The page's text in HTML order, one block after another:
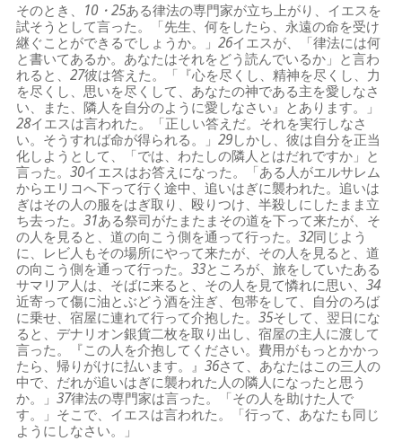
そのとき、 10・25ある律法の専門家が立ち上がり、イエスを
試そうとして言った。「先生、何をしたら、永遠の命を受け
継ぐことができるでしょうか。」26イエスが、「律法には何
と書いてあるか。あなたはそれをどう読んでいるか」と言わ
れると、27彼は答えた。「『心を尽くし、精神を尽くし、力
を尽くし、思いを尽くして、あなたの神である主を愛しなさ
い、また、隣人を自分のように愛しなさい』とあります。」
28イエスは言われた。「正しい答えだ。それを実行しなさ
い。そうすれば命が得られる。」29しかし、彼は自分を正当
化しようとして、「では、わたしの隣人とはだれですか」と
言った。30イエスはお答えになった。「ある人がエルサレム
からエリコへ下って行く途中、追いはぎに襲われた。追いは
ぎはその人の服をはぎ取り、殴りつけ、半殺しにしたまま立
ち去った。31ある祭司がたまたまその道を下って来たが、そ
の人を見ると、道の向こう側を通って行った。32同じよう
に、レビ人もその場所にやって来たが、その人を見ると、道
の向こう側を通って行った。33ところが、旅をしていたある
サマリア人は、そばに来ると、その人を見て憐れに思い、34
近寄って傷に油とぶどう酒を注ぎ、包帯をして、自分のろば
に乗せ、宿屋に連れて行って介抱した。35そして、翌日にな
ると、デナリオン銀貨二枚を取り出し、宿屋の主人に渡して
言った。『この人を介抱してください。費用がもっとかかっ
たら、帰りがけに払います。』36さて、あなたはこの三人の
中で、だれが追いはぎに襲われた人の隣人になったと思う
か。」37律法の専門家は言った。「その人を助けた人で
す。」そこで、イエスは言われた。「行って、あなたも同じ
ようにしなさい。」